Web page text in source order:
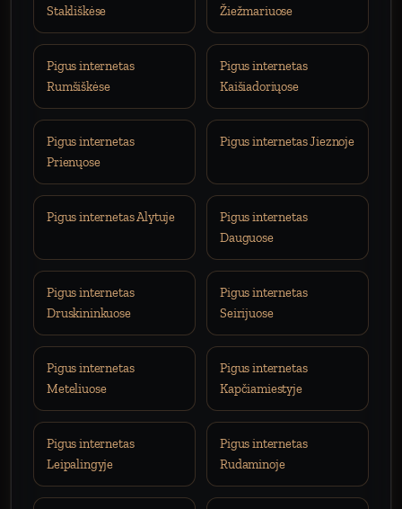
Stakliškėse
Žiežmariuose
Pigus internetas
Rumšiškėse
Pigus internetas
Kaišiadoriųose
Pigus internetas
Prienųose
Pigus internetas Jieznoje
Pigus internetas Alytuje
Pigus internetas
Dauguose
Pigus internetas
Druskininkuose
Pigus internetas
Seirijuose
Pigus internetas
Meteliuose
Pigus internetas
Kapčiamiestyje
Pigus internetas
Leipalingyje
Pigus internetas
Rudaminoje